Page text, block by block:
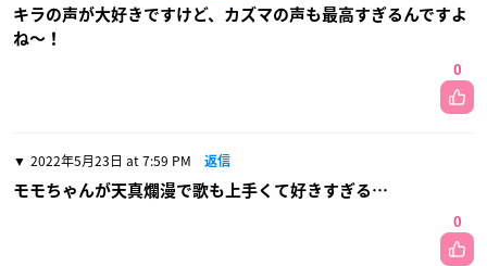
キラの声が大好きですけど、カズマの声も最高すぎるんですよ
ね〜！
0
2022年5月23日 at 7:59 PM 返信
モモちゃんが天真爛漫で歌も上手くて好きすぎる…
0